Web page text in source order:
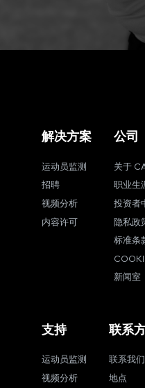
解决方案
运动员监测
招聘
视频分析
内容许可
公司
关于
职业生
投资者
隐私政
标准条
新闻室
支持
运动员监测
视频分析
联系
联系我们
地点